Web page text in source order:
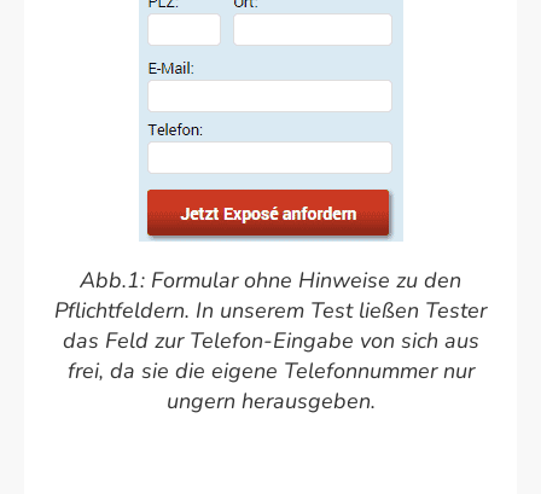
Abb.1: Formular ohne Hinweise zu den
Pflichtfeldern. In unserem Test ließen Tester
das Feld zur Telefon-Eingabe von sich aus
frei, da sie die eigene Telefonnummer nur
ungern herausgeben.